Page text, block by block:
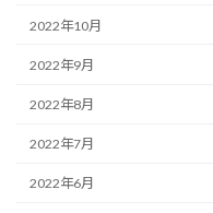
2022年10月
2022年9月
2022年8月
2022年7月
2022年6月